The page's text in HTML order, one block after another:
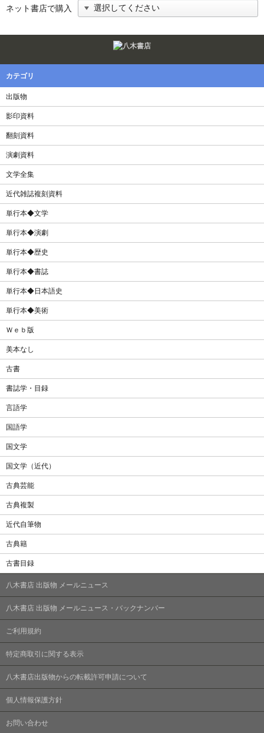
ネット書店で購入
カテゴリ
出版物
影印資料
翻刻資料
演劇資料
文学全集
近代雑誌複刻資料
単行本◆文学
単行本◆演劇
単行本◆歴史
単行本◆書誌
単行本◆日本語史
単行本◆美術
Ｗｅｂ版
美本なし
古書
書誌学・目録
言語学
国語学
国文学
国文学（近代）
古典芸能
古典複製
近代自筆物
古典籍
古書目録
八木書店 出版物 メールニュース
八木書店 出版物 メールニュース・バックナンバー
ご利用規約
特定商取引に関する表示
八木書店出版物からの転載許可申請について
個人情報保護方針
お問い合わせ